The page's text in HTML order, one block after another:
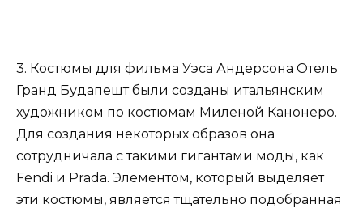
3. Костюмы для фильма Уэса Андерсона Отель
Гранд Будапешт были созданы итальянским
художником по костюмам Миленой Канонеро.
Для создания некоторых образов она
сотрудничала с такими гигантами моды, как
Fendi и Prada. Элементом, который выделяет
эти костюмы, является тщательно подобранная